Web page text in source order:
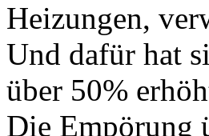
Heizungen,
Und dafür hat
über 50%
Die Empörung